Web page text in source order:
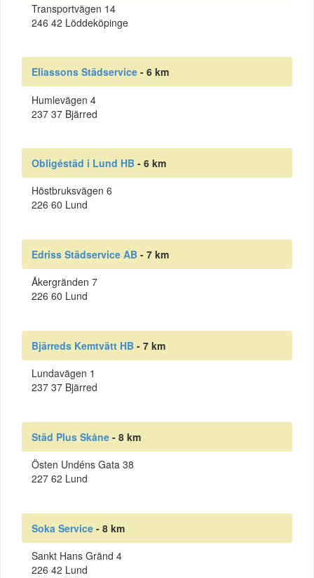
Transportvägen 14
246 42 Löddeköpinge
Eliassons Städservice - 6 km
Humlevägen 4
237 37 Bjärred
Obligéstäd i Lund HB - 6 km
Höstbruksvägen 6
226 60 Lund
Edriss Städservice AB - 7 km
Åkergränden 7
226 60 Lund
Bjärreds Kemtvätt HB - 7 km
Lundavägen 1
237 37 Bjärred
Städ Plus Skåne - 8 km
Östen Undéns Gata 38
227 62 Lund
Soka Service - 8 km
Sankt Hans Gränd 4
226 42 Lund